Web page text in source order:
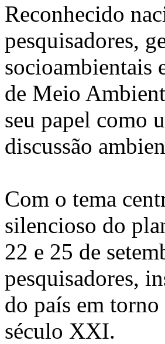
Reconhecido
pesquisadores,
socioambientais
de Meio
seu papel como
discussão
Com o tema
silencioso do
22 e 25 de
pesquisadores,
do país em
século XXI.